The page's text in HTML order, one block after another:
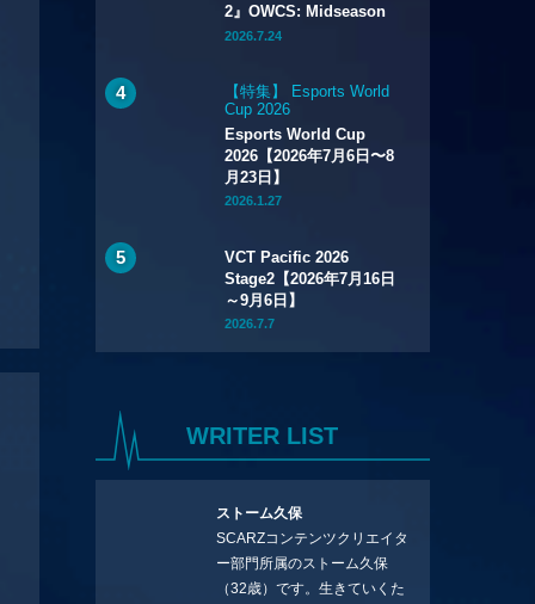
2』OWCS: Midseason
Championship【2026年
2026.7.24
【特集】 Esports World
Cup 2026
Esports World Cup
2026【2026年7月6日〜8
月23日】
2026.1.27
VCT Pacific 2026
Stage2【2026年7月16日
～9月6日】
2026.7.7
WRITER LIST
ストーム久保
SCARZコンテンツクリエイタ
ー部門所属のストーム久保
（32歳）です。生きていくた